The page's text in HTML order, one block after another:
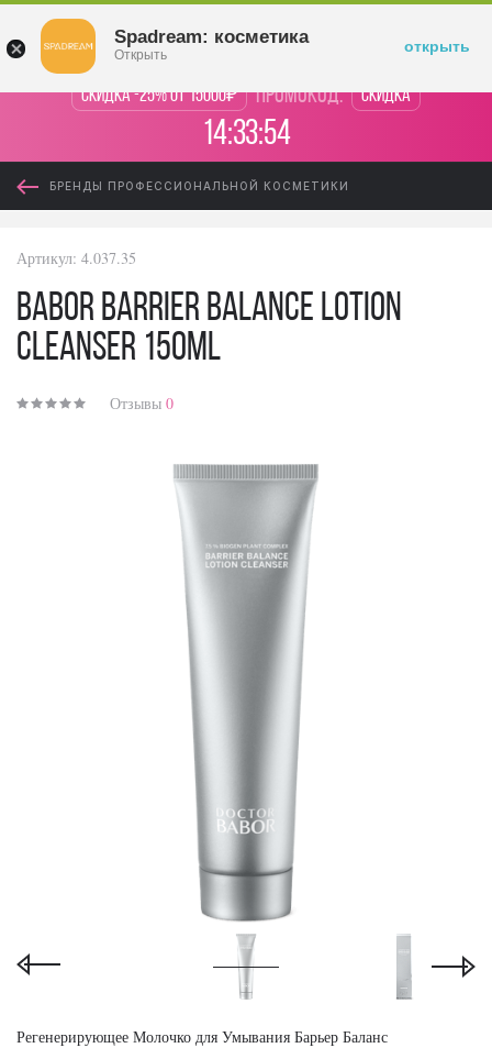
Скидка -25% от 15000₽ промокод: Скидка
14:33:54
БРЕНДЫ ПРОФЕССИОНАЛЬНОЙ КОСМЕТИКИ
Артикул: 4.037.35
Babor Barrier Balance Lotion
Cleanser 150ml
Отзывы 0
Регенерирующее Молочко для Умывания Барьер Баланс
Spadream: косметика
Открыть открыть